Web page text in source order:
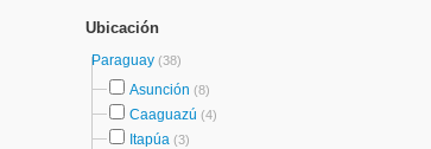
Ubicación
Paraguay (38)
Asunción (8)
Caaguazú (4)
Itapúa (3)